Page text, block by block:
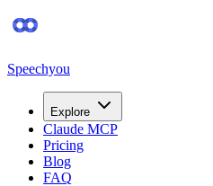
Speechyou
Explore
Claude MCP
Pricing
Blog
FAQ